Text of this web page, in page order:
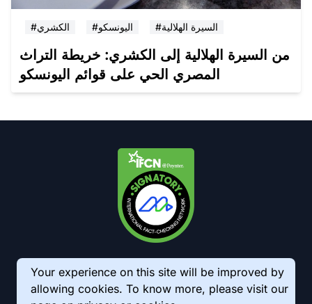
#الكشري #اليونسكو #السيرة الهلالية
من السيرة الهلالية إلى الكشري: خريطة التراث
المصري الحي على قوائم اليونسكو
Your experience on this site will be improved by
allowing cookies. To know more, please visit our